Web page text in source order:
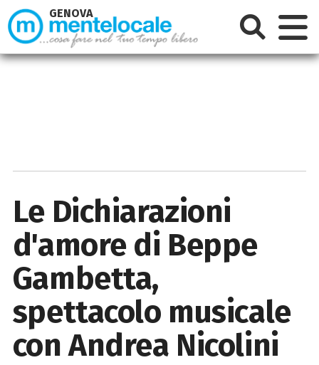
Le Dichiarazioni
d'amore di Beppe
Gambetta,
spettacolo musicale
con Andrea Nicolini
GENOVA